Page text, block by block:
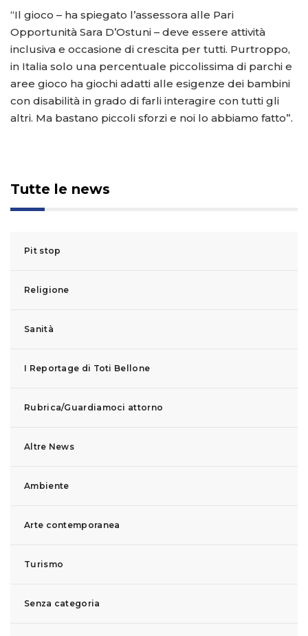
“Il gioco – ha spiegato l’assessora alle Pari
Opportunità Sara D’Ostuni – deve essere attività
inclusiva e occasione di crescita per tutti. Purtroppo,
in Italia solo una percentuale piccolissima di parchi e
aree gioco ha giochi adatti alle esigenze dei bambini
con disabilità in grado di farli interagire con tutti gli
altri. Ma bastano piccoli sforzi e noi lo abbiamo fatto”.
Tutte le news
Pit stop
Religione
Sanità
I Reportage di Toti Bellone
Rubrica/Guardiamoci attorno
Altre News
Ambiente
Arte contemporanea
Turismo
Senza categoria